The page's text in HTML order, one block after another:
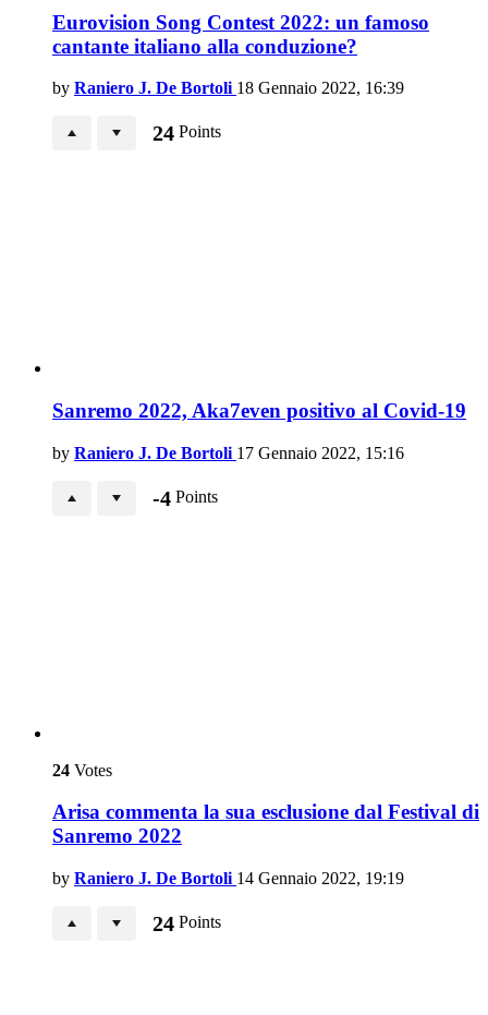
Eurovision Song Contest 2022: un famoso
cantante italiano alla conduzione?
by Raniero J. De Bortoli 18 Gennaio 2022, 16:39
24 Points
Sanremo 2022, Aka7even positivo al Covid-19
by Raniero J. De Bortoli 17 Gennaio 2022, 15:16
-4 Points
24 Votes
Arisa commenta la sua esclusione dal Festival di
Sanremo 2022
by Raniero J. De Bortoli 14 Gennaio 2022, 19:19
24 Points